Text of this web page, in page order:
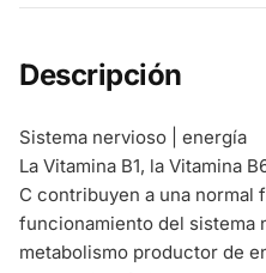
Descripción
Sistema nervioso | energía
La Vitamina B1, la Vitamina
C contribuyen a una normal
funcionamiento del sistema
metabolismo productor de